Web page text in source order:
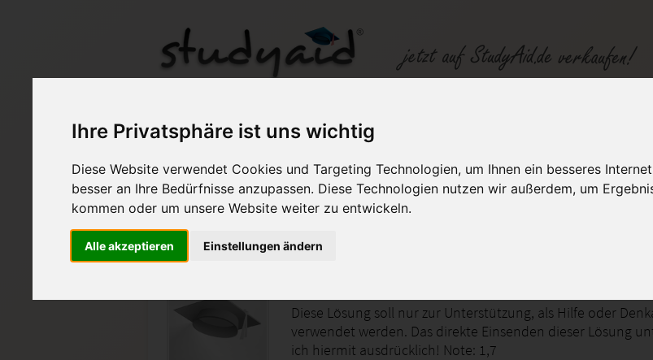
Ihre Privatsphäre ist uns wichtig
Diese Website verwendet Cookies und Targeting Technologien, um Ihnen ein besseres
besser an Ihre Bedürfnisse anzupassen. Diese Technologien nutzen wir außerdem, um
kommen oder um unsere Website weiter zu entwickeln.
Alle akzeptieren Einstellungen ändern
Latein LAG06 - Note: 1,7
Auf StudyAid.de verkaufen Kategorien
Diese Lösung soll nur zur Unterstützung, als Hilfe oder
verwendet werden. Das direkte Einsenden dieser Lösung
ich hiermit ausdrücklich! Note: 1,7